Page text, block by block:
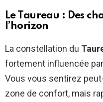
Le Taureau : Des
l’horizon
La constellation du
fortement influencée
Vous vous sentirez
zone de confort, mais